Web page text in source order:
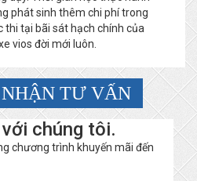
phát sinh thêm chi phí trong
thi tại bãi sát hạch chính của
vios đời mới luôn.
TƯ VẤN
chúng tôi.
chương trình khuyến mãi đến